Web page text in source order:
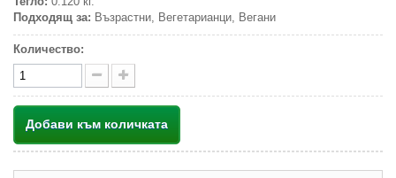
Подходящ за: Възрастни, Вегетарианци, Вегани
Количество:
Добави към количката